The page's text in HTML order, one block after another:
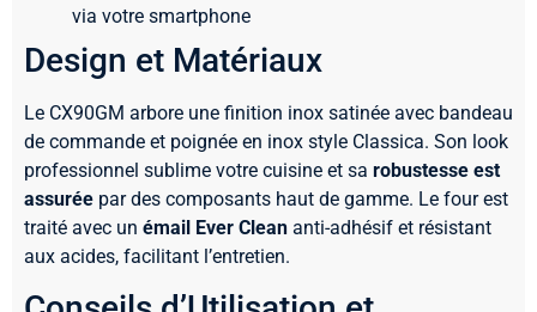
via votre smartphone
Design et Matériaux
Le CX90GM arbore une finition inox satinée avec bandeau
de commande et poignée en inox style Classica. Son look
professionnel sublime votre cuisine et sa robustesse est
assurée par des composants haut de gamme. Le four est
traité avec un émail Ever Clean anti-adhésif et résistant
aux acides, facilitant l’entretien.